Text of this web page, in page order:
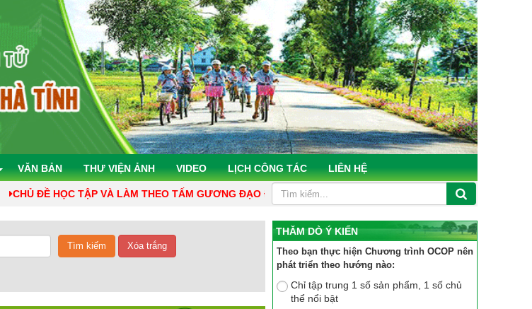
VĂN BẢN THƯ VIỆN ẢNH VIDEO LỊCH CÔNG TÁC LIÊN HỆ
CHỦ ĐỀ HỌC TẬP VÀ LÀM THEO TẤM GƯƠNG ĐẠO ĐỨC HCM CỦA VĂN PHÒNG ĐIỂU PHỐI NÔNG THÔN MỚI
THĂM DÒ Ý KIẾN
Theo bạn thực hiện Chương trình OCOP nên
phát triển theo hướng nào:
Chỉ tập trung 1 số sản phẩm, 1 số chủ
thể nổi bật